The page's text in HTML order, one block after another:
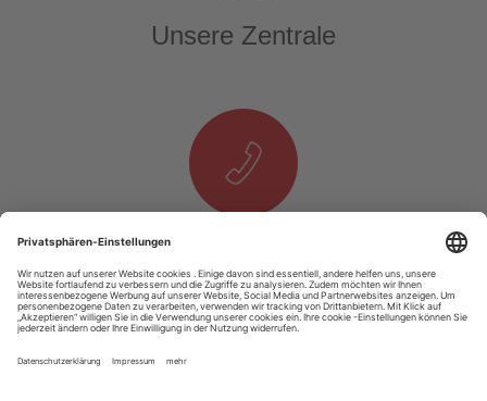
Unsere Zentrale
Telefon & E-Mail
T. +49 1525 937 14 25
E.info@tourexpi.com
Copyright 2020 Tourexpi.com - Alle Rechte Vorbehalten